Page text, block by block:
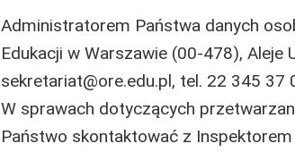
Administratorem Państwa danych
Edukacji w Warszawie (00-478), Aleje
sekretariat@ore.edu.pl, tel. 22 345 37
W sprawach dotyczących
Państwo skontaktować z